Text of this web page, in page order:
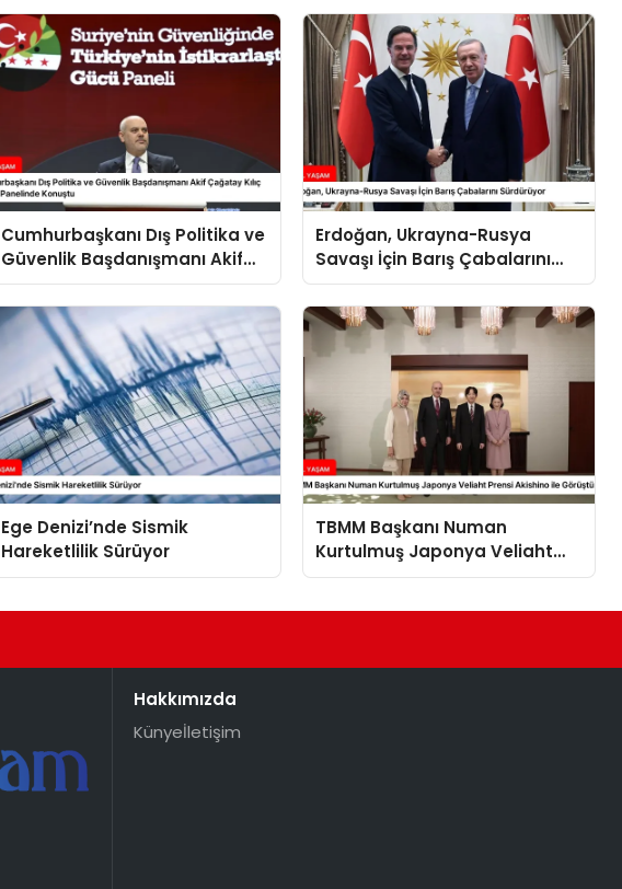
Cumhurbaşkanı Dış Politika ve
Güvenlik Başdanışmanı Akif
Çağatay Kılıç Suriye Panelinde
Konuştu
Erdoğan, Ukrayna-Rusya
Savaşı İçin Barış Çabalarını
Sürdürüyor
Ege Denizi’nde Sismik
Hareketlilik Sürüyor
TBMM Başkanı Numan
Kurtulmuş Japonya Veliaht
Prensi Akishino ile Görüştü
Hakkımızda
Künyeİletişim